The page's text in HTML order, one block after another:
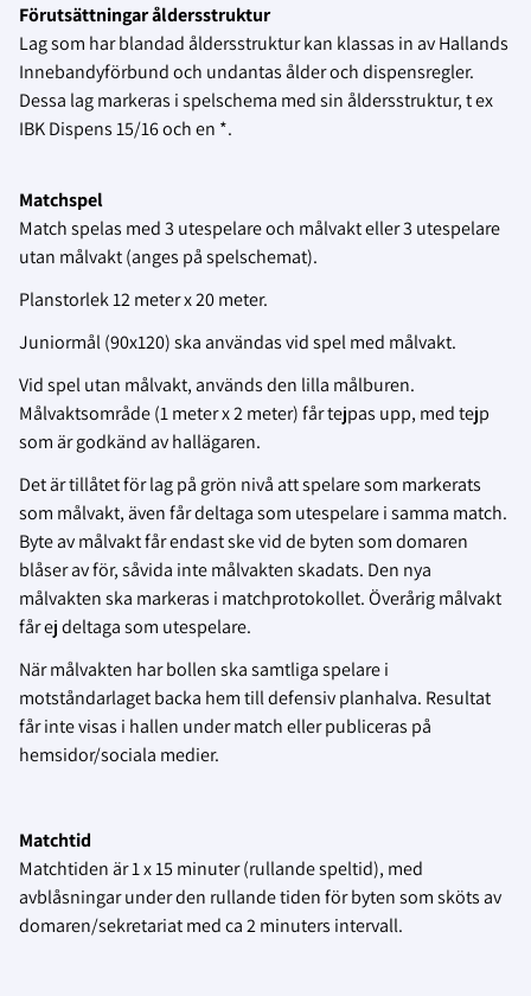
Förutsättningar åldersstruktur
Lag som har blandad åldersstruktur kan klassas in av Hallands
Innebandyförbund och undantas ålder och dispensregler.
Dessa lag markeras i spelschema med sin åldersstruktur, t ex
IBK Dispens 15/16 och en *.
Matchspel
Match spelas med 3 utespelare och målvakt eller 3 utespelare
utan målvakt (anges på spelschemat).
Planstorlek 12 meter x 20 meter.
Juniormål (90x120) ska användas vid spel med målvakt.
Vid spel utan målvakt, används den lilla målburen.
Målvaktsområde (1 meter x 2 meter) får tejpas upp, med tejp
som är godkänd av hallägaren.
Det är tillåtet för lag på grön nivå att spelare som markerats
som målvakt, även får deltaga som utespelare i samma match.
Byte av målvakt får endast ske vid de byten som domaren
blåser av för, såvida inte målvakten skadats. Den nya
målvakten ska markeras i matchprotokollet. Överårig målvakt
får ej deltaga som utespelare.
När målvakten har bollen ska samtliga spelare i
motståndarlaget backa hem till defensiv planhalva. Resultat
får inte visas i hallen under match eller publiceras på
hemsidor/sociala medier.
Matchtid
Matchtiden är 1 x 15 minuter (rullande speltid), med
avblåsningar under den rullande tiden för byten som sköts av
domaren/sekretariat med ca 2 minuters intervall.